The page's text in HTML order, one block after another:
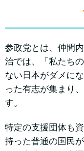
参政党とは、仲間
治では、「私たち
ない日本がダメに
った有志が集まり
す。
特定の支援団体も
持った普通の国民